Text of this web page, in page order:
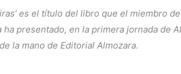
es el título del libro que el miembro
ha presentado, en la primera jornada de
la mano de Editorial Almozara.